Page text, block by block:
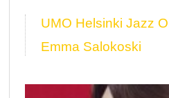
UMO Helsinki Jazz
Emma Salokoski